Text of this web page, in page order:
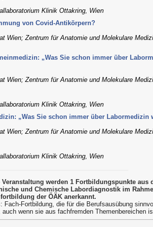
Klinik Ottakring, Wien
von Covid-Antikörpern?
Wien; Zentrum für Anatomie und Molekulare
„Was Sie schon immer über
Wien; Zentrum für Anatomie und Molekulare
Klinik Ottakring, Wien
„Was Sie schon immer über
Wien; Zentrum für Anatomie und Molekulare
Klinik Ottakring, Wien
Veranstaltung werden 1 Fortbildungspunkte aus
und Chemische Labordiagnostik im
der ÖÄK anerkannt.
Fach-Fortbildung, die für die Berufsausübung
auch wenn sie aus fachfremden Themenbereichen